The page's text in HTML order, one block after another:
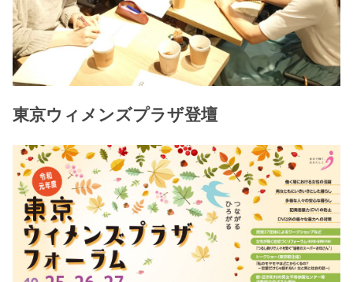
東京ウィメンズプラザ登壇